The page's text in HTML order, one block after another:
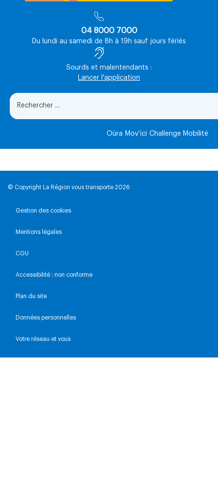
04 8000 7000
Du lundi au samedi de 8h à 19h sauf jours fériés
Sourds et malentendants :
Lancer l'application
Oùra Mov’ici Challenge Mobilité
© Copyright La Région vous transporte 2026
Gestion des cookies
Mentions légales
CGU
Accessibilité : non conforme
Plan du site
Données personnelles
Votre réseau et vous